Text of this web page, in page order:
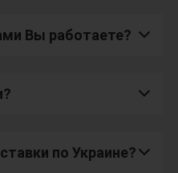
Вы работаете?
по Украине?